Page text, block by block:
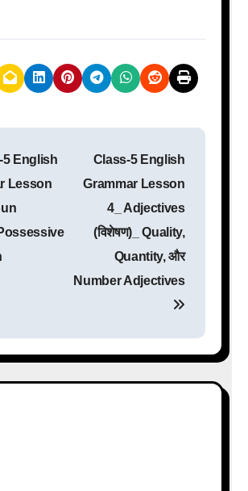
5 English
Lesson
Class-5 English
Grammar Lesson
4_ Adjectives
(विशेषण)_ Quality,
Quantity, और
Number Adjectives